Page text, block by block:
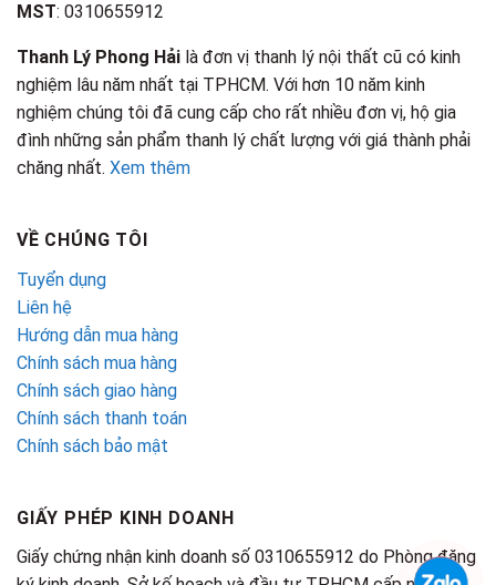
MST: 0310655912
Thanh Lý Phong Hải là đơn vị thanh lý nội thất cũ có kinh
nghiệm lâu năm nhất tại TPHCM. Với hơn 10 năm kinh
nghiệm chúng tôi đã cung cấp cho rất nhiều đơn vị, hộ gia
đình những sản phẩm thanh lý chất lượng với giá thành phải
chăng nhất. Xem thêm
VỀ CHÚNG TÔI
Tuyển dụng
Liên hệ
Hướng dẫn mua hàng
Chính sách mua hàng
Chính sách giao hàng
Chính sách thanh toán
Chính sách bảo mật
GIẤY PHÉP KINH DOANH
Giấy chứng nhận kinh doanh số 0310655912 do Phòng đăng